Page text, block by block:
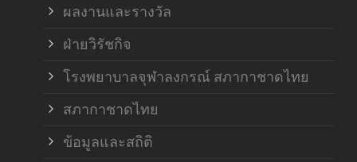
ผลงานและรางวัล
ฝ่ายวิรัชกิจ
โรงพยาบาลจุฬาลงกรณ์ สภากาชาดไทย
สภากาชาดไทย
ข้อมูลและสถิติ